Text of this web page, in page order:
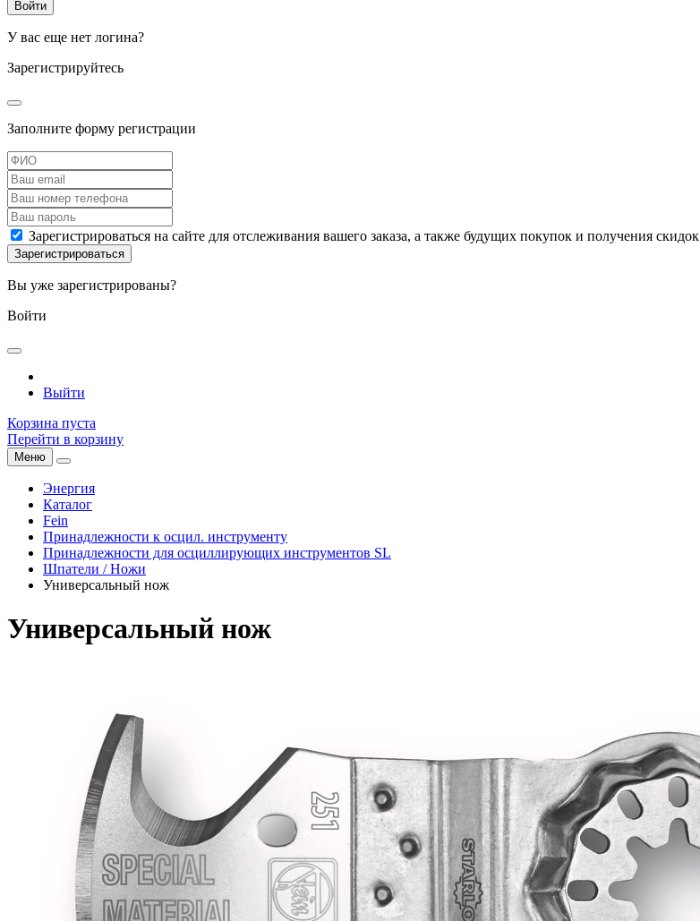
У вас еще нет логина?
Зарегистрируйтесь
Заполните форму регистрации
Зарегистрироваться на сайте для отслеживания вашего заказа, а также будущих покупок и получения скидок
Вы уже зарегистрированы?
Войти
Выйти
Корзина пуста
Перейти в корзину
Меню
Энергия
Каталог
Fein
Принадлежности к осцил. инструменту
Принадлежности для осциллирующих инструментов SL
Шпатели / Ножи
Универсальный нож
Универсальный нож